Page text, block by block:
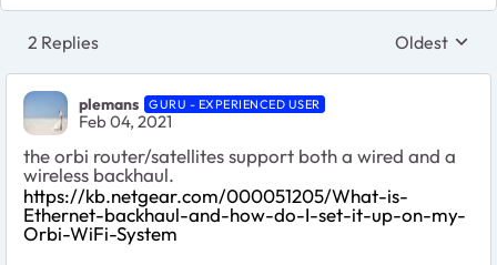
2 Replies Replies
Oldest
plemans GURU - EXPERIENCED USER
Feb 04, 2021
the orbi router/satellites support both a wired and a
wireless backhaul.
https://kb.netgear.com/000051205/What-is-
Ethernet-backhaul-and-how-do-I-set-it-up-on-my-
Orbi-WiFi-System